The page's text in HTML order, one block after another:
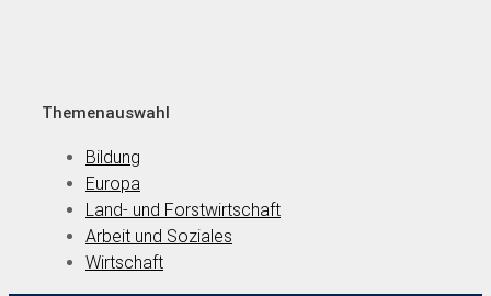
Themenauswahl
Bildung
Europa
Land- und Forstwirtschaft
Arbeit und Soziales
Wirtschaft